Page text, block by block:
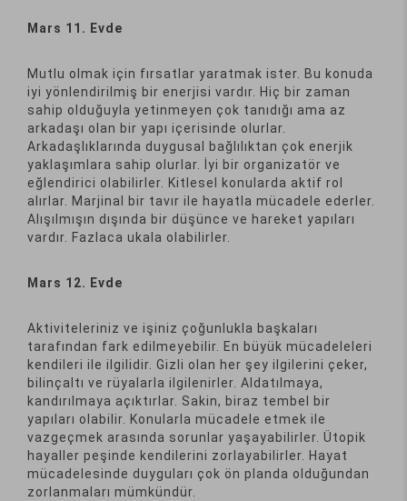
Mars 11. Evde
Mutlu olmak için fırsatlar yaratmak ister. Bu konuda
iyi yönlendirilmiş bir enerjisi vardır. Hiç bir zaman
sahip olduğuyla yetinmeyen çok tanıdığı ama az
arkadaşı olan bir yapı içerisinde olurlar.
Arkadaşlıklarında duygusal bağlılıktan çok enerjik
yaklaşımlara sahip olurlar. İyi bir organizatör ve
eğlendirici olabilirler. Kitlesel konularda aktif rol
alırlar. Marjinal bir tavır ile hayatla mücadele ederler.
Alışılmışın dışında bir düşünce ve hareket yapıları
vardır. Fazlaca ukala olabilirler.
Mars 12. Evde
Aktiviteleriniz ve işiniz çoğunlukla başkaları
tarafından fark edilmeyebilir. En büyük mücadeleleri
kendileri ile ilgilidir. Gizli olan her şey ilgilerini çeker,
bilinçaltı ve rüyalarla ilgilenirler. Aldatılmaya,
kandırılmaya açıktırlar. Sakin, biraz tembel bir
yapıları olabilir. Konularla mücadele etmek ile
vazgeçmek arasında sorunlar yaşayabilirler. Ütopik
hayaller peşinde kendilerini zorlayabilirler. Hayat
mücadelesinde duyguları çok ön planda olduğundan
zorlanmaları mümkündür.